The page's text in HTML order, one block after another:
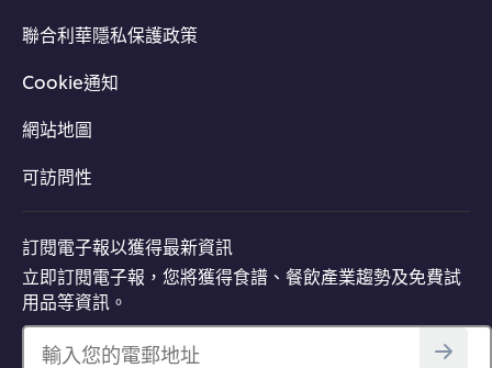
聯合利華隱私保護政策
Cookie通知
網站地圖
可訪問性
訂閱電子報以獲得最新資訊
立即訂閱電子報，您將獲得食譜、餐飲產業趨勢及免費試
用品等資訊。
輸入您的電郵地址